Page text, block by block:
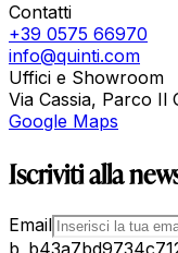
Contatti
+39 0575 66970
info@quinti.com
Uffici e Showroom
Via Cassia, Parco Il
Google Maps
Iscriviti alla
Email